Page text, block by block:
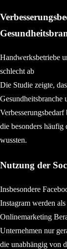
Handwerksbetriebe
schlecht ab
Die Studie zeigte,
Gesundheitsbranche
die besonders
wussten.
Nutzung der
Insbesondere
Instagram werden
Onlinemarketing
Unternehmen nur
die unabhängig von